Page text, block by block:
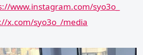
www.instagram.com/syo3o_
x.com/syo3o_/media